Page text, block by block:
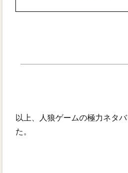
以上、人狼ゲームの極力ネタ
た。